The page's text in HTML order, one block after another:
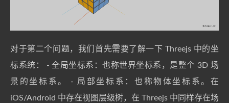
对于第二个问题，我们首先需要了解一下 Threejs 中的坐
标系统： - 全局坐标系：也称世界坐标系，是整个 3D 场
景的坐标系。 - 局部坐标系：也称物体坐标系。在
iOS/Android 中存在视图层级树，在 Threejs 中同样存在场